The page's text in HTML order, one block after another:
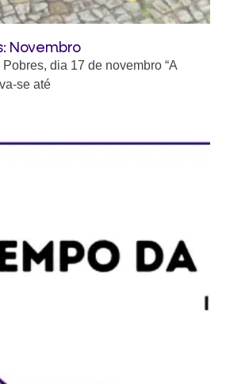
Novembro
dia 17 de novembro “A
se até